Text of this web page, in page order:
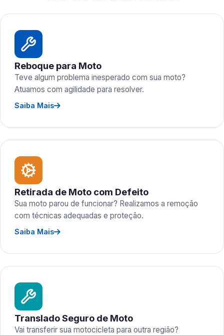
Reboque para Moto
Teve algum problema inesperado com sua moto?
Atuamos com agilidade para resolver.
Saiba Mais
Retirada de Moto com Defeito
Sua moto parou de funcionar? Realizamos a remoção
com técnicas adequadas e proteção.
Saiba Mais
Translado Seguro de Moto
Vai transferir sua motocicleta para outra região?